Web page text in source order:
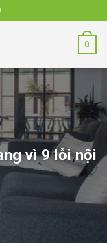
0
vì 9 lỗi nội